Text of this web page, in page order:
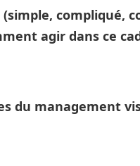
compliqué,
agir dans ce
du management